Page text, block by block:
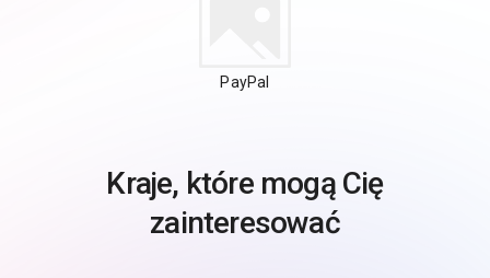
PayPal
Kraje, które mogą Cię
zainteresować